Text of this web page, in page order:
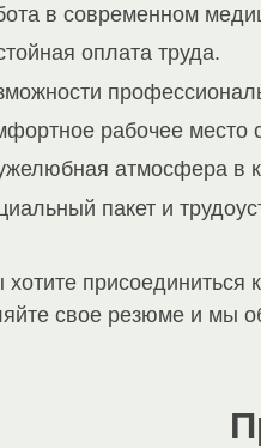
в современном
оплата труда.
рабочее место
атмосфера в
пакет и
присоединиться
свое резюме и мы